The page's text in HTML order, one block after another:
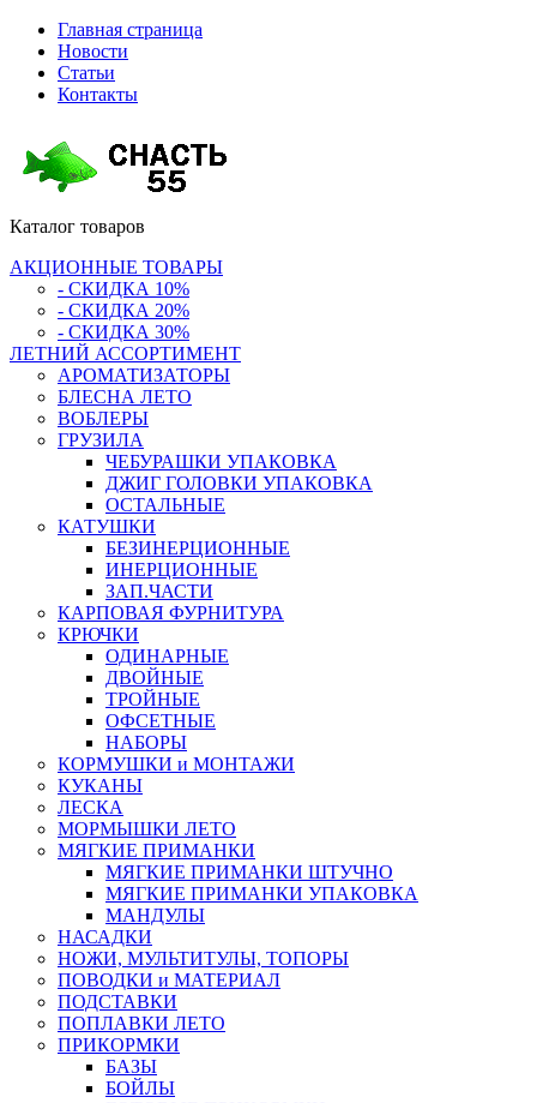
Главная страница
Новости
Статьи
Контакты
Каталог товаров
АКЦИОННЫЕ ТОВАРЫ
- СКИДКА 10%
- СКИДКА 20%
- СКИДКА 30%
ЛЕТНИЙ АССОРТИМЕНТ
АРОМАТИЗАТОРЫ
БЛЕСНА ЛЕТО
ВОБЛЕРЫ
ГРУЗИЛА
ЧЕБУРАШКИ УПАКОВКА
ДЖИГ ГОЛОВКИ УПАКОВКА
ОСТАЛЬНЫЕ
КАТУШКИ
БЕЗИНЕРЦИОННЫЕ
ИНЕРЦИОННЫЕ
ЗАП.ЧАСТИ
КАРПОВАЯ ФУРНИТУРА
КРЮЧКИ
ОДИНАРНЫЕ
ДВОЙНЫЕ
ТРОЙНЫЕ
ОФСЕТНЫЕ
НАБОРЫ
КОРМУШКИ и МОНТАЖИ
КУКАНЫ
ЛЕСКА
МОРМЫШКИ ЛЕТО
МЯГКИЕ ПРИМАНКИ
МЯГКИЕ ПРИМАНКИ ШТУЧНО
МЯГКИЕ ПРИМАНКИ УПАКОВКА
МАНДУЛЫ
НАСАДКИ
НОЖИ, МУЛЬТИТУЛЫ, ТОПОРЫ
ПОВОДКИ и МАТЕРИАЛ
ПОДСТАВКИ
ПОПЛАВКИ ЛЕТО
ПРИКОРМКИ
БАЗЫ
БОЙЛЫ